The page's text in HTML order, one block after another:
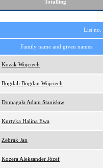
Totalling
List
Family name and given names
Kozak Wojciech
Bogdali Bogdan Wojciech
Domagała Adam Stanisław
Kurtyka Halina Ewa
Żebrak Jan
Kozera Aleksander Józef